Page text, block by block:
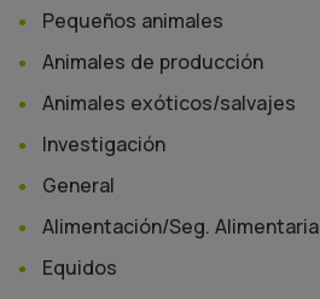
Pequeños animales
Animales de producción
Animales exóticos/salvajes
Investigación
General
Alimentación/Seg. Alimentaria
Equidos